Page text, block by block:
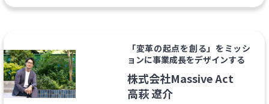
「変革の起点を創る」をミッシ
ョンに事業成長をデザインする
株式会社Massive Act
高萩 遼介